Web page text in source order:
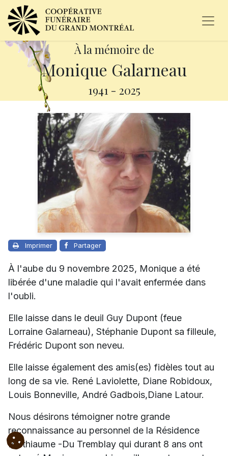
À la mémoire de
Monique Galarneau
1941 - 2025
Imprimer Partager
À l'aube du 9 novembre 2025, Monique a été
libérée d'une maladie qui l'avait enfermée dans
l'oubli.
Elle laisse dans le deuil Guy Dupont (feue
Lorraine Galarneau), Stéphanie Dupont sa filleule,
Frédéric Dupont son neveu.
Elle laisse également des amis(es) fidèles tout au
long de sa vie. René Laviolette, Diane Robidoux,
Louis Bonneville, André Gadbois,Diane Latour.
Nous désirons témoigner notre grande
reconnaissance au personnel de la Résidence
Berthiaume -Du Tremblay qui durant 8 ans ont